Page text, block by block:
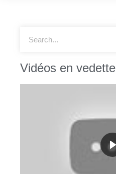
Vidéos en vedette